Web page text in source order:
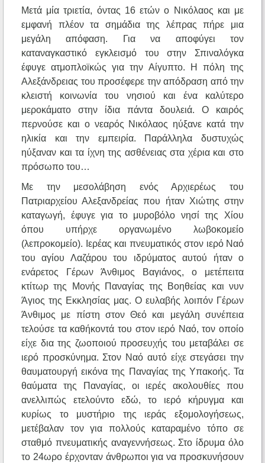
Μετά μία τριετία, όντας 16 ετών ο Νικόλαος και με
εμφανή πλέον τα σημάδια της λέπρας πήρε μια
μεγάλη απόφαση. Για να αποφύγει τον
καταναγκαστικό εγκλεισμό του στην Σπιναλόγκα
έφυγε ατμοπλοϊκώς για την Αίγυπτο. Η πόλη της
Αλεξάνδρειας του προσέφερε την απόδραση από την
κλειστή κοινωνία του νησιού και ένα καλύτερο
μεροκάματο στην ίδια πάντα δουλειά. Ο καιρός
περνούσε και ο νεαρός Νικόλαος ηύξανε κατά την
ηλικία και την εμπειρία. Παράλληλα δυστυχώς
ηύξαναν και τα ίχνη της ασθένειας στα χέρια και στο
πρόσωπο του…
Με την μεσολάβηση ενός Αρχιερέως του
Πατριαρχείου Αλεξανδρείας που ήταν Χιώτης στην
καταγωγή, έφυγε για το μυροβόλο νησί της Χίου
όπου υπήρχε οργανωμένο λωβοκομείο
(λεπροκομείο). Ιερέας και πνευματικός στον ιερό Ναό
του αγίου Λαζάρου του ιδρύματος αυτού ήταν ο
ενάρετος Γέρων Άνθιμος Βαγιάνος, ο μετέπειτα
κτίτωρ της Μονής Παναγίας της Βοηθείας και νυν
Άγιος της Εκκλησίας μας. Ο ευλαβής λοιπόν Γέρων
Άνθιμος με πίστη στον Θεό και μεγάλη συνέπεια
τελούσε τα καθήκοντά του στον ιερό Ναό, τον οποίο
είχε δια της ζωοποιού προσευχής του μεταβάλει σε
ιερό προσκύνημα. Στον Ναό αυτό είχε στεγάσει την
θαυματουργή εικόνα της Παναγίας της Υπακοής. Τα
θαύματα της Παναγίας, οι ιερές ακολουθίες που
ανελλιπώς ετελούντο εδώ, το ιερό κήρυγμα και
κυρίως το μυστήριο της ιεράς εξομολογήσεως,
μετέβαλαν τον για πολλούς καταραμένο τόπο σε
σταθμό πνευματικής αναγεννήσεως. Στο ίδρυμα όλο
το 24ωρο έρχονταν άνθρωποι για να προσκυνήσουν